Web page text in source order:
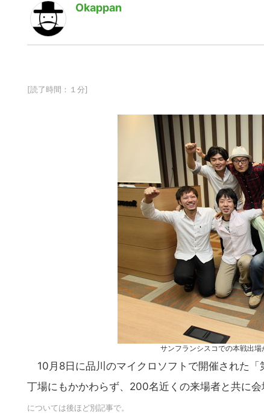
Okappan
[読了時間：１分]
サンフランシスコでの本戦出
10月8日に品川のマイクロソフトで開催された
丁場にもかかわらず、200名近くの来場者と共に会
については後ほど別記事で。